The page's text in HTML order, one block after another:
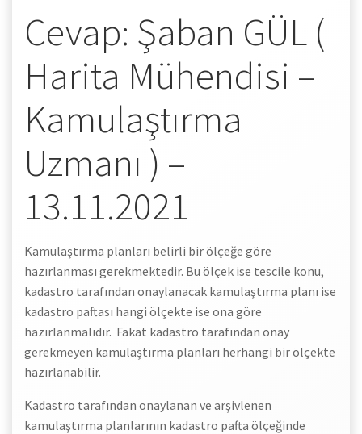
Cevap: Şaban GÜL (
Harita Mühendisi –
Kamulaştırma
Uzmanı ) –
13.11.2021
Kamulaştırma planları belirli bir ölçeğe göre
hazırlanması gerekmektedir. Bu ölçek ise tescile konu,
kadastro tarafından onaylanacak kamulaştırma planı ise
kadastro paftası hangi ölçekte ise ona göre
hazırlanmalıdır. Fakat kadastro tarafından onay
gerekmeyen kamulaştırma planları herhangi bir ölçekte
hazırlanabilir.
Kadastro tarafından onaylanan ve arşivlenen
kamulaştırma planlarının kadastro pafta ölçeğinde